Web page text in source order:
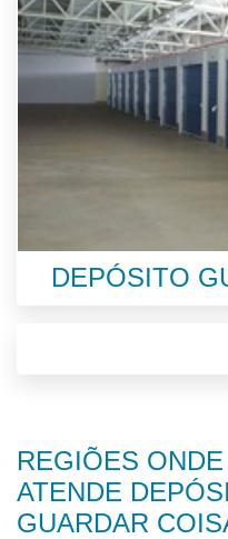
DEPÓSITO
REGIÕES
ATENDE
GUARDAR